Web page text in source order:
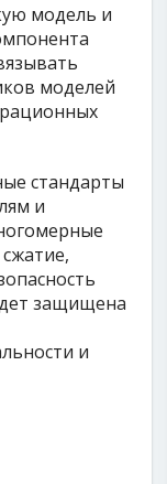
модель и
моделей
стандарты
и
защищена
и